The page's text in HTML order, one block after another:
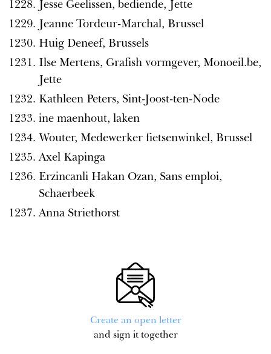
Jesse Geelissen, bediende, Jette
Jeanne Tordeur-Marchal, Brussel
Huig Deneef, Brussels
Ilse Mertens, Grafish vormgever, Monoeil.be,
Jette
Kathleen Peters, Sint-Joost-ten-Node
ine maenhout, laken
Wouter, Medewerker fietsenwinkel, Brussel
Axel Kapinga
Erzincanli Hakan Ozan, Sans emploi,
Schaerbeek
Anna Striethorst
Create an open letter
and sign it together